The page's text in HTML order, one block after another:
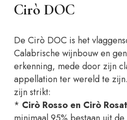
Cirò DOC
De Cirò DOC is het
Calabrische wijnbouw en
erkenning, mede door zijn
appellation ter wereld te
zijn strikt:
* Cirò Rosso en Cirò